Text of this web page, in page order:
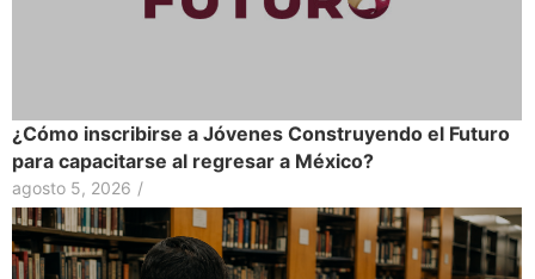
¿Cómo inscribirse a Jóvenes Construyendo el Futuro
para capacitarse al regresar a México?
agosto 5, 2026 /